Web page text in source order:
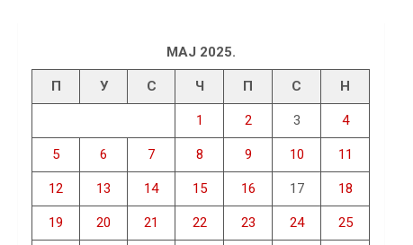
МАЈ 2025.
П У С Ч П С Н
1 2 3 4
5 6 7 8 9 10 11
12 13 14 15 16 17 18
19 20 21 22 23 24 25